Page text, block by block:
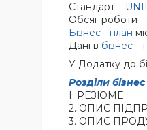
Стандарт –
Обсяг роботи -
Бізнес - план
Дані в бізнес –
У Додатку до
Розділи
I. РЕЗЮМЕ
2. ОПИС
3. ОПИС